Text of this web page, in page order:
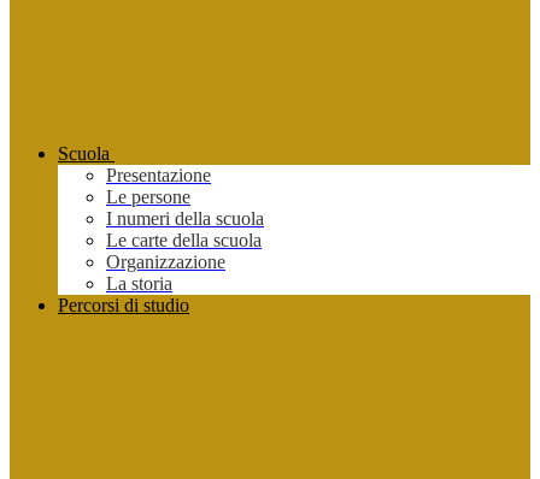
Scuola
Presentazione
Le persone
I numeri della scuola
Le carte della scuola
Organizzazione
La storia
Percorsi di studio